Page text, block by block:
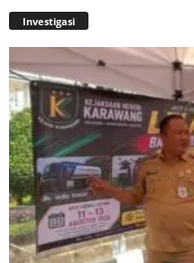
Investigasi